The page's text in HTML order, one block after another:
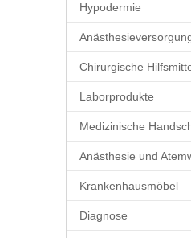
Hypodermie
Laborprodukte
Medizinische
Krankenhausmöbel
Diagnose